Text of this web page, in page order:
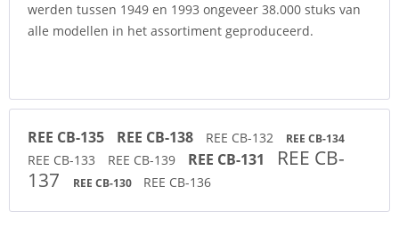
werden tussen 1949 en 1993 ongeveer 38.000 stuks van
alle modellen in het assortiment geproduceerd.
REE CB-135 REE CB-138 REE CB-132 REE CB-134
REE CB-133 REE CB-139 REE CB-131
REE CB-
137
REE CB-130 REE CB-136